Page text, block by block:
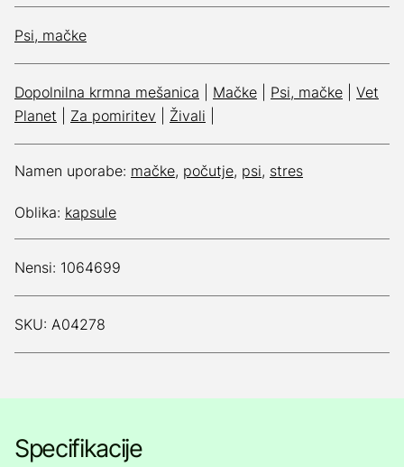
Psi, mačke
Dopolnilna krmna mešanica Mačke Psi, mačke
Vet
Planet
Za pomiritev Živali
Namen uporabe: mačke, počutje, psi, stres
Oblika: kapsule
Nensi: 1064699
SKU: A04278
Specifikacije